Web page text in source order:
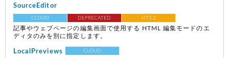
SourceEditor
CLOUD DEPRECATED MT5.2
記事やウェブページの編集画面で使用する HTML 編集モードのエ
ディタのみを別に指定します。
LocalPreviews CLOUD